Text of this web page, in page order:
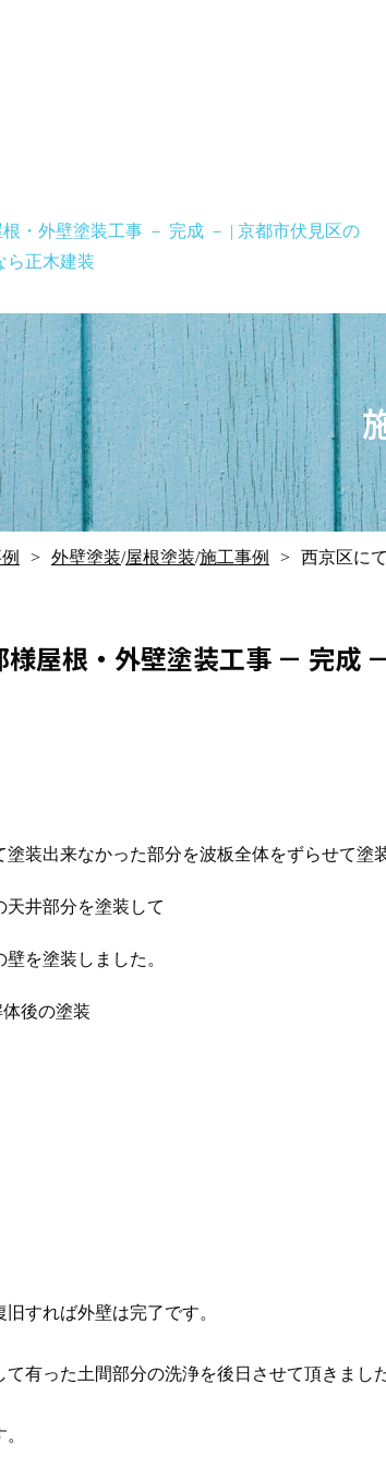
外壁塗装/屋根塗装/施工事例 西京区に
屋根・外壁塗装工事 － 完成
装出来なかった部分を波板全体をずらせて塗
天井部分を塗装して
を塗装しました。
旧すれば外壁は完了です。
て有った土間部分の洗浄を後日させて頂きまし